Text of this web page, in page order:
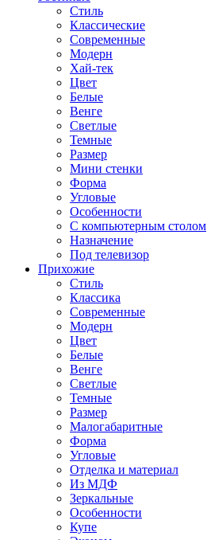
Стиль
Классические
Современные
Модерн
Хай-тек
Цвет
Белые
Венге
Светлые
Темные
Размер
Мини стенки
Форма
Угловые
Особенности
С компьютерным столом
Назначение
Под телевизор
Прихожие
Стиль
Классика
Современные
Модерн
Цвет
Белые
Венге
Светлые
Темные
Размер
Малогабаритные
Форма
Угловые
Отделка и материал
Из МДФ
Зеркальные
Особенности
Купе